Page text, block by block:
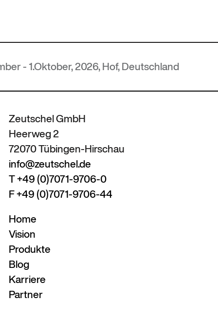
Hof, Deutschland MUTEC
Zeutschel GmbH
Heerweg 2
72070 Tübingen-Hirschau
info@zeutschel.de
T +49 (0)7071-9706-0
F +49 (0)7071-9706-44
Home
Vision
Produkte
Blog
Karriere
Partner